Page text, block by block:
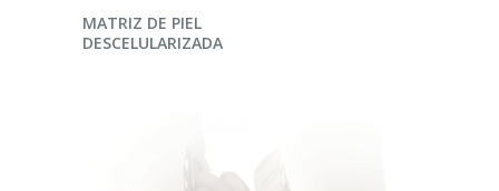
LEER MÁS
MATRIZ DE PIEL
DESCELULARIZADA